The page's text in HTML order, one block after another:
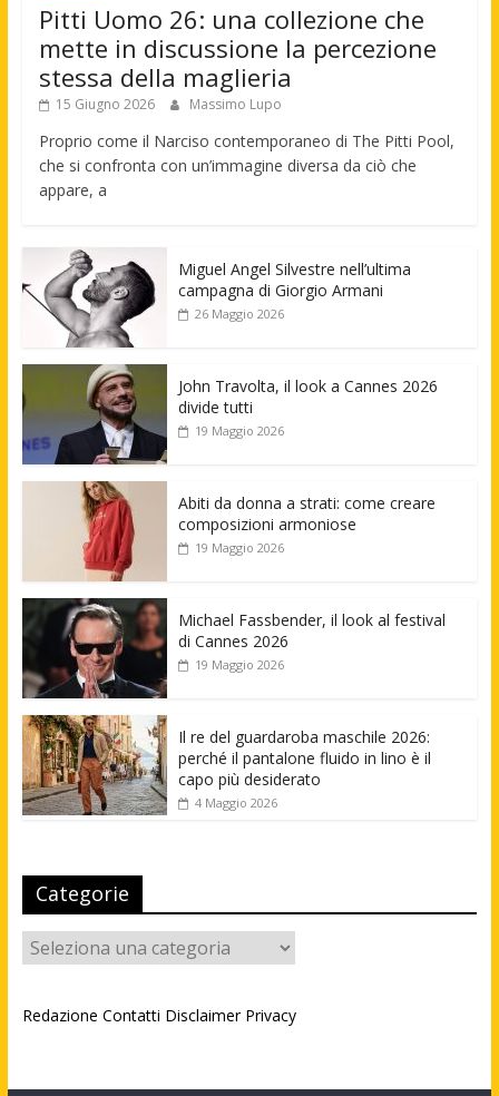
Pitti Uomo 26: una collezione che
mette in discussione la percezione
stessa della maglieria
15 Giugno 2026 Massimo Lupo
Proprio come il Narciso contemporaneo di The Pitti Pool,
che si confronta con un’immagine diversa da ciò che
appare, a
Miguel Angel Silvestre nell’ultima
campagna di Giorgio Armani
26 Maggio 2026
John Travolta, il look a Cannes 2026
divide tutti
19 Maggio 2026
Abiti da donna a strati: come creare
composizioni armoniose
19 Maggio 2026
Michael Fassbender, il look al festival
di Cannes 2026
19 Maggio 2026
Il re del guardaroba maschile 2026:
perché il pantalone fluido in lino è il
capo più desiderato
4 Maggio 2026
Categorie
Categorie
Redazione Contatti Disclaimer Privacy